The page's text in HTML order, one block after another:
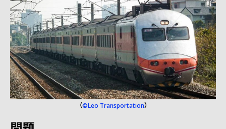
（©Leo Transportation）